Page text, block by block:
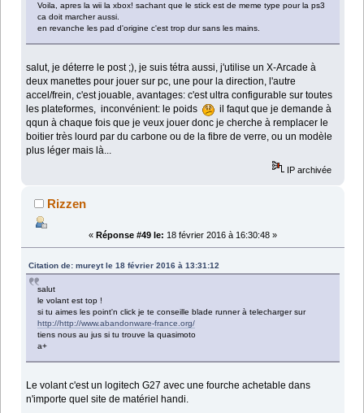
Voila, apres la wii la xbox! sachant que le stick est de meme type pour la ps3
ca doit marcher aussi.
en revanche les pad d'origine c'est trop dur sans les mains.
salut, je déterre le post ;), je suis tétra aussi, j'utilise un X-Arcade à
deux manettes pour jouer sur pc, une pour la direction, l'autre
accel/frein, c'est jouable, avantages: c'est ultra configurable sur toutes
les plateformes, inconvénient: le poids
il faqut que je demande à
qqun à chaque fois que je veux jouer donc je cherche à remplacer le
boitier très lourd par du carbone ou de la fibre de verre, ou un modèle
plus léger mais là...
IP archivée
Rizzen
« Réponse #49 le: 18 février 2016 à 16:30:48 »
Citation de: mureyt le 18 février 2016 à 13:31:12
salut
le volant est top !
si tu aimes les point'n click je te conseille blade runner à telecharger sur
http://http://www.abandonware-france.org/
tiens nous au jus si tu trouve la quasimoto
a+
Le volant c'est un logitech G27 avec une fourche achetable dans
n'importe quel site de matériel handi.